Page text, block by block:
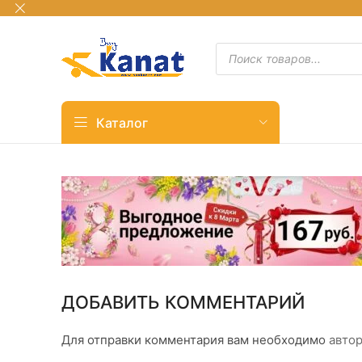
Каталог
ДОБАВИТЬ КОММЕНТАРИЙ
Для отправки комментария вам необходимо